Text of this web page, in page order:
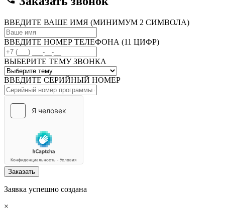
ВВЕДИТЕ ВАШЕ ИМЯ (МИНИМУМ 2 СИМВОЛА)
ВВЕДИТЕ НОМЕР ТЕЛЕФОНА (11 ЦИФР)
ВЫБЕРИТЕ ТЕМУ ЗВОНКА
ВВЕДИТЕ СЕРИЙНЫЙ НОМЕР
Заказать
Заявка успешно создана
×